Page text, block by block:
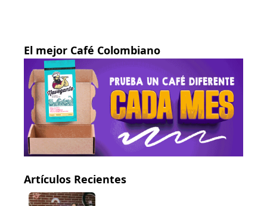
El mejor Café Colombiano
Artículos Recientes